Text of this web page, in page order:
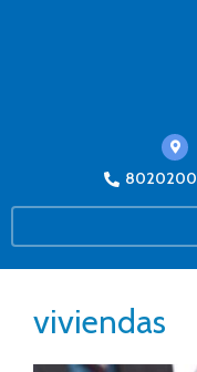
8020200
viviendas